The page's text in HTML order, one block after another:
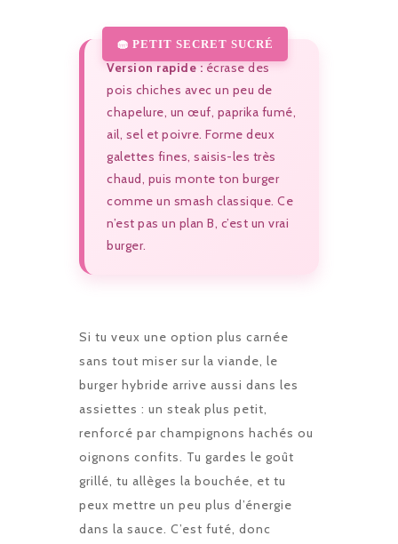
Version rapide :écrase des
pois chiches avec un peu de
chapelure, un œuf, paprika fumé,
ail, sel et poivre. Forme deux
galettes fines, saisis-les très
chaud, puis monte ton burger
comme un smash classique. Ce
n’est pas un plan B, c’est un vrai
burger.
Si tu veux une option plus carnée
sans tout miser sur la viande, le
burger hybride arrive aussi dans les
assiettes : un steak plus petit,
renforcé par champignons hachés ou
oignons confits. Tu gardes le goût
grillé, tu allèges la bouchée, et tu
peux mettre un peu plus d’énergie
dans la sauce. C’est futé, donc